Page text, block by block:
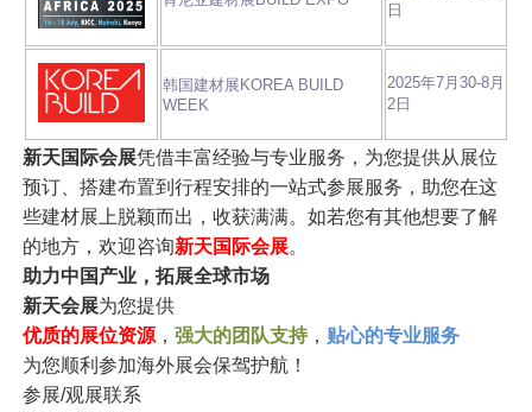
日
韩国建材展KOREA BUILD
WEEK
2025年7月30-8月
2日
新天国际会展凭借丰富经验与专业服务，为您提供从展位
预订、搭建布置到行程安排的一站式参展服务，助您在这
些建材展上脱颖而出，收获满满。如若您有其他想要了解
的地方，欢迎咨询新天国际会展。
助力中国产业，拓展全球市场
新天会展为您提供
优质的展位资源， 强大的团队支持， 贴心的专业服务
为您顺利参加海外展会保驾护航！
参展/观展联系